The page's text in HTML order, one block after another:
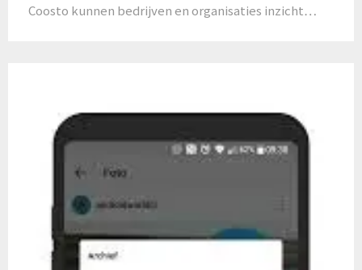
Coosto kunnen bedrijven en organisaties inzicht…